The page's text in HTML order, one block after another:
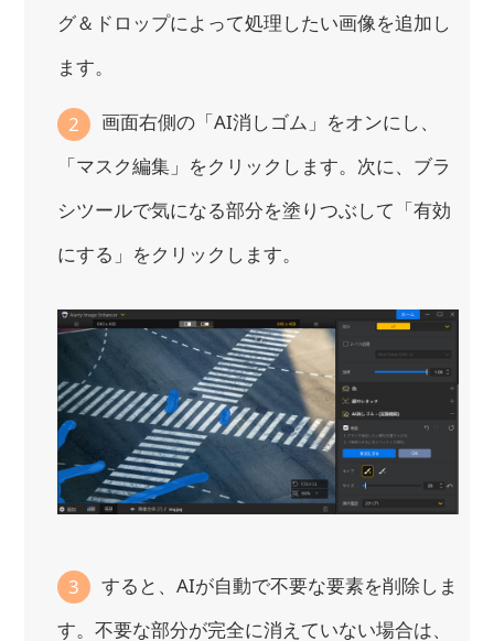
グ＆ドロップによって処理したい画像を追加し
ます。
2
画面右側の「AI消しゴム」をオンにし、
「マスク編集」をクリックします。次に、ブラ
シツールで気になる部分を塗りつぶして「有効
にする」をクリックします。
3
すると、AIが自動で不要な要素を削除しま
す。不要な部分が完全に消えていない場合は、